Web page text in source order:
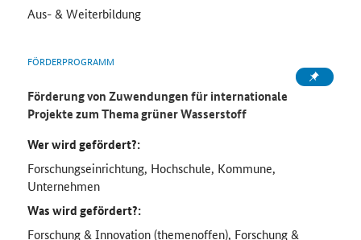
Aus- & Weiterbildung
FÖRDERPROGRAMM
Förderung von Zuwendungen für internationale
Projekte zum Thema grüner Wasserstoff
Wer wird gefördert?:
Forschungseinrichtung, Hochschule, Kommune,
Unternehmen
Was wird gefördert?:
Forschung & Innovation (themenoffen), Forschung &